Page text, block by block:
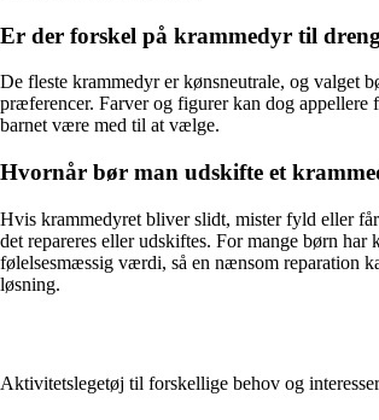
Er der forskel på krammedyr til
De fleste krammedyr er kønsneutrale, og valget
præferencer. Farver og figurer kan dog appellere
barnet være med til at vælge.
Hvornår bør man udskifte et
Hvis krammedyret bliver slidt, mister fyld eller
det repareres eller udskiftes. For mange børn har
følelsesmæssig værdi, så en nænsom reparation
løsning.
Aktivitetslegetøj til forskellige behov og interesser